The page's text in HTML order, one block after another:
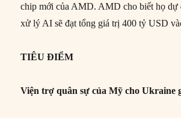
chip mới của AMD. AMD cho biết họ dự
xử lý AI sẽ đạt tổng giá trị 400 tỷ USD
TIÊU ĐIỂM
Viện trợ quân sự của Mỹ cho Ukraine